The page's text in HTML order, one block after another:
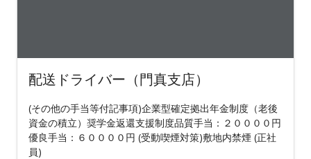
配送ドライバー（門真支店）
(その他の手当等付記事項)企業型確定拠出年金制度（老後
資金の積立）奨学金返還支援制度品質手当：２００００円
優良手当：６００００円 (受動喫煙対策)敷地内禁煙 (正社
員)